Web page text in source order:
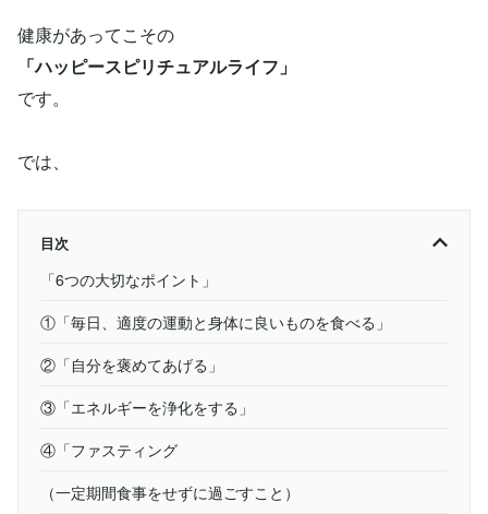
健康があってこその
「ハッピースピリチュアルライフ」
です。
では、
目次
「6つの大切なポイント」
①「毎日、適度の運動と身体に良いものを食べる」
②「自分を褒めてあげる」
③「エネルギーを浄化をする」
④「ファスティング
（一定期間食事をせずに過ごすこと）